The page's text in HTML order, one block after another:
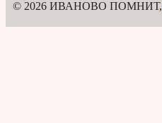
© 2026 ИВАНОВО ПОМНИТ,